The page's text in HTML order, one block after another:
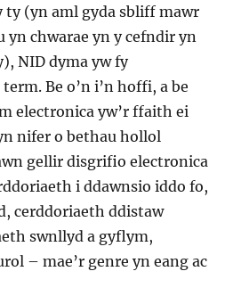
ty (yn aml gyda sbliff mawr
yn chwarae yn y cefndir yn
NID dyma yw fy
Be o’n i’n hoffi, a be
electronica yw’r ffaith ei
nifer o bethau hollol
gellir disgrifio electronica
i ddawnsio iddo fo,
cerddoriaeth ddistaw
swnllyd a gyflym,
– mae’r genre yn eang ac